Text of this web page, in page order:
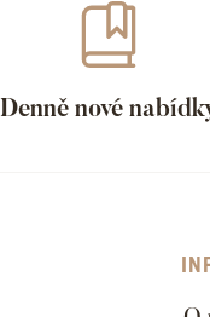
Denně nové